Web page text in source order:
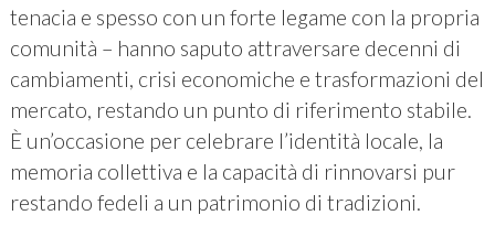
tenacia e spesso con un forte legame con la propria
comunità – hanno saputo attraversare decenni di
cambiamenti, crisi economiche e trasformazioni del
mercato, restando un punto di riferimento stabile.
È un’occasione per celebrare l’identità locale, la
memoria collettiva e la capacità di rinnovarsi pur
restando fedeli a un patrimonio di tradizioni.